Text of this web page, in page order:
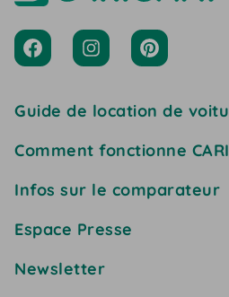
Guide de location de
Comment fonctionne
Infos sur le comparateur
Espace Presse
Newsletter